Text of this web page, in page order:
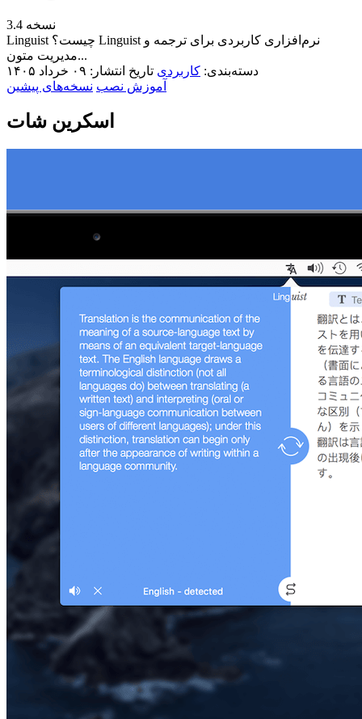
نسخه 3.4
Linguist چیست؟ Linguist نرم‌افزاری کاربردی برای ترجمه و
مدیریت متون...
دسته‌بندی: کاربردی تاریخ انتشار: ۰۹ خرداد ۱۴۰۵
آموزش نصب نسخه‌های پیشین
اسکرین شات